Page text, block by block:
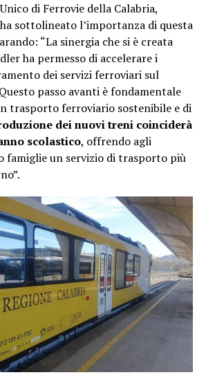
di Ferrovie della Calabria,
ha sottolineato l’importanza di questa
“La sinergia che si è creata
ha permesso di accelerare i
dei servizi ferroviari sul
passo avanti è fondamentale
trasporto ferroviario sostenibile e di
dei nuovi treni coinciderà
scolastico, offrendo agli
famiglie un servizio di trasporto più